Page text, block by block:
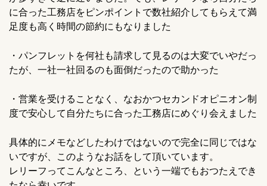
に合った工務店をピンポイントで数社紹介してもらえて満
足度も高く時間の節約にもなりました
・パンフレットを何社も請求して見るのは大変でいやだっ
たが、一社一社回るのも面倒だったので助かった
・営業を受けることなく、なおかつセカンドオピニオン制
度で安心して自分たちに合った工務店にめぐり会えました
具体的にメモなどしたわけではないので完全に同じではな
いですが、このようなお話をして頂いています。
レリーフってこんなところ、という一端でもおつたえでき